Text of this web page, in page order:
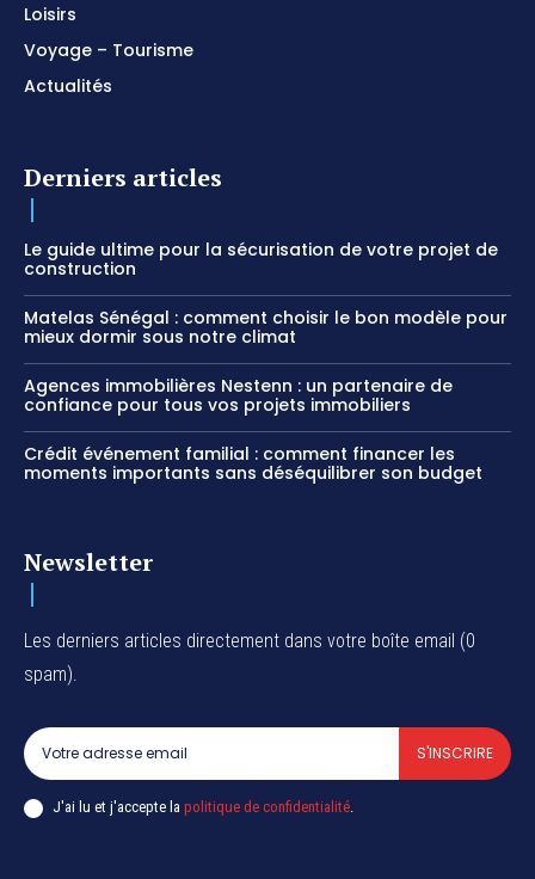
Loisirs
Voyage – Tourisme
Actualités
Derniers articles
Le guide ultime pour la sécurisation de votre projet de
construction
Matelas Sénégal : comment choisir le bon modèle pour
mieux dormir sous notre climat
Agences immobilières Nestenn : un partenaire de
confiance pour tous vos projets immobiliers
Crédit événement familial : comment financer les
moments importants sans déséquilibrer son budget
Newsletter
Les derniers articles directement dans votre boîte email (0
spam).
S'INSCRIRE
J'ai lu et j'accepte la politique de confidentialité.